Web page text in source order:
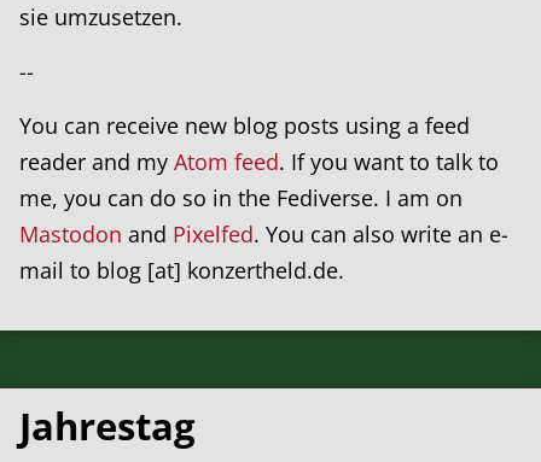
sie umzusetzen.
--
You can receive new blog posts using a feed
reader and my Atom feed. If you want to talk to
me, you can do so in the Fediverse. I am on
Mastodon and Pixelfed. You can also write an e-
mail to blog [at] konzertheld.de.
Jahrestag